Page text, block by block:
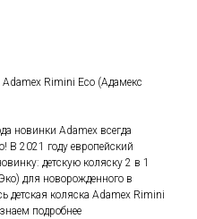
Adamex Rimini Eco (Адамекс
новинки Adamex всегда
В 2021 году европейский
детскую коляску 2 в 1
для новорожденного в
детская коляска Adamex Rimini
подробнее